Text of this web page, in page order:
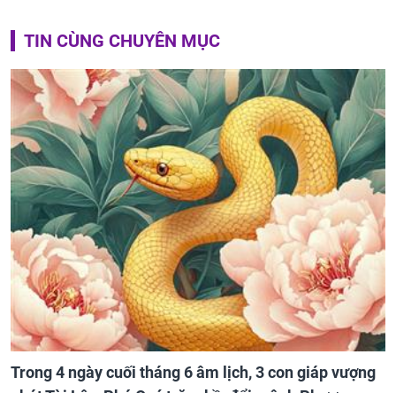
TIN CÙNG CHUYÊN MỤC
Trong 4 ngày cuối tháng 6 âm lịch, 3 con giáp vượng